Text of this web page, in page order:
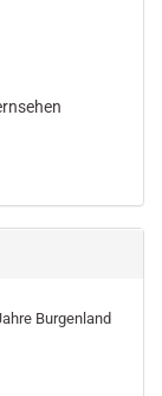
Burgenland